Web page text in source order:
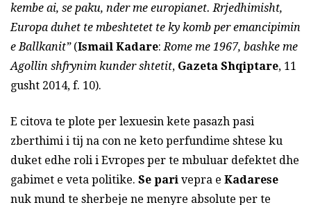
kembe ai, se paku, nder me europianet. Rrjedhimisht,
Europa duhet te mbeshtetet te ky komb per emancipimin
e Ballkanit” (Ismail Kadare:Rome me 1967, bashke me
Agollin shfrynim kunder shtetit, Gazeta Shqiptare, 11
gusht 2014, f. 10).
E citova te plote per lexuesin kete pasazh pasi
zberthimi i tij na con ne keto perfundime shtese ku
duket edhe roli i Evropes per te mbuluar defektet dhe
gabimet e veta politike. Se pari vepra e Kadarese
nuk mund te sherbeje ne menyre absolute per te